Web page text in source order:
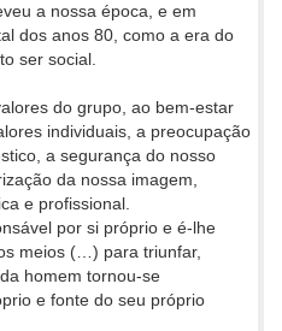
a nossa época, e em
dos anos 80, como a era do
ser social.
do grupo, ao bem-estar
individuais, a preocupação
a segurança do nosso
da nossa imagem,
e profissional.
por si próprio e é-lhe
meios (…) para triunfar,
homem tornou-se
e fonte do seu próprio